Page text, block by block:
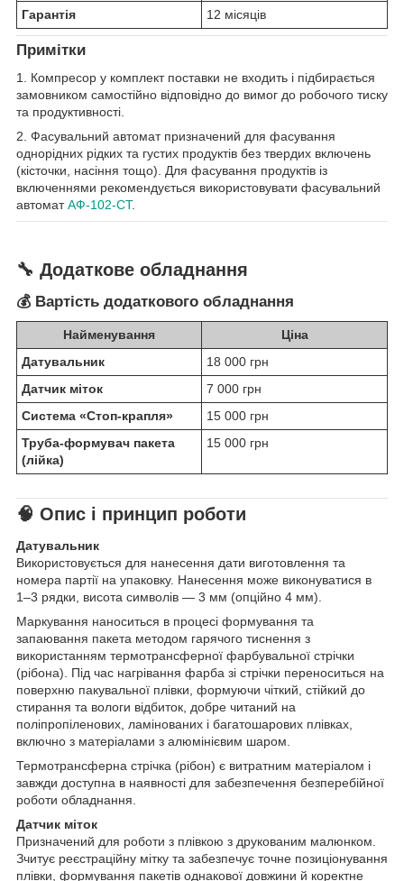
Гарантія
12 місяців
Примітки
1. Компресор у комплект поставки не входить і підбирається
замовником самостійно відповідно до вимог до робочого тиску
та продуктивності.
2. Фасувальний автомат призначений для фасування
однорідних рідких та густих продуктів без твердих включень
(кісточки, насіння тощо). Для фасування продуктів із
включеннями рекомендується використовувати фасувальний
автоматАФ-102-СТ.
🔧 Додаткове обладнання
💰 Вартість додаткового обладнання
Найменування
Ціна
Датувальник
18 000 грн
Датчик міток
7 000 грн
Система «Стоп-крапля»
15 000 грн
Труба-формувач пакета
(лійка)
15 000 грн
🧠 Опис і принцип роботи
Датувальник
Використовується для нанесення дати виготовлення та
номера партії на упаковку. Нанесення може виконуватися в
1–3 рядки, висота символів — 3 мм (опційно 4 мм).
Маркування наноситься в процесі формування та
запаювання пакета методом гарячого тиснення з
використанням термотрансферної фарбувальної стрічки
(рібона). Під час нагрівання фарба зі стрічки переноситься на
поверхню пакувальної плівки, формуючи чіткий, стійкий до
стирання та вологи відбиток, добре читаний на
поліпропіленових, ламінованих і багатошарових плівках,
включно з матеріалами з алюмінієвим шаром.
Термотрансферна стрічка (рібон) є витратним матеріалом і
завжди доступна в наявності для забезпечення безперебійної
роботи обладнання.
Датчик міток
Призначений для роботи з плівкою з друкованим малюнком.
Зчитує реєстраційну мітку та забезпечує точне позиціонування
плівки, формування пакетів однакової довжини й коректне